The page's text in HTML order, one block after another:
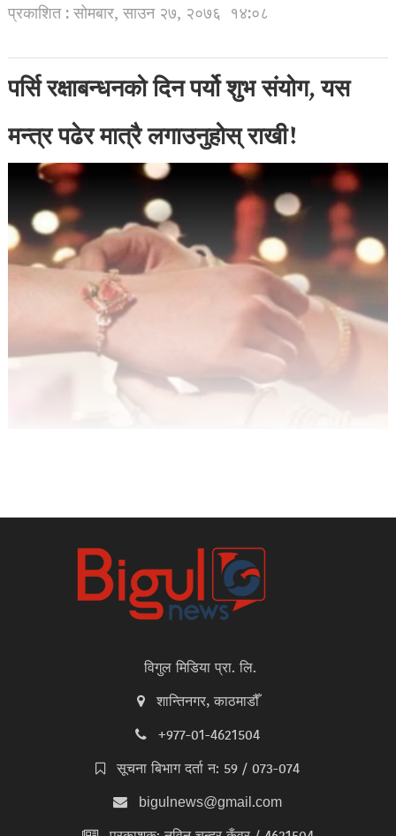
प्रकाशित : सोमबार, साउन २७, २०७६ १४:०८
पर्सि रक्षाबन्धनको दिन पर्यो शुभ संयोग, यस
मन्त्र पढेर मात्रै लगाउनुहोस् राखी!
विगुल मिडिया प्रा. लि.
शान्तिनगर, काठमाडौँ
+977-01-4621504
सूचना बिभाग दर्ता न: 59 / 073-074
bigulnews@gmail.com